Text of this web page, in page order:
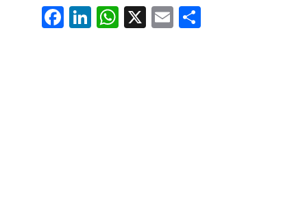
Fa
ce
Li
nk
W
ha
X E
m
Pa